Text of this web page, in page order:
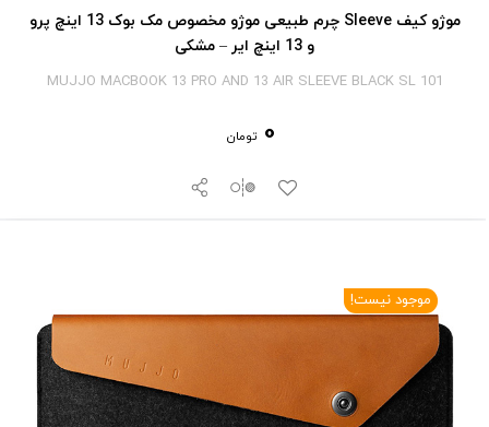
موژو کیف Sleeve چرم طبیعی موژو مخصوص مک بوک 13 اینچ پرو
و 13 اینچ ایر – مشکی
MUJJO MACBOOK 13 PRO AND 13 AIR SLEEVE BLACK SL 101
0 تومان
موجود نیست!